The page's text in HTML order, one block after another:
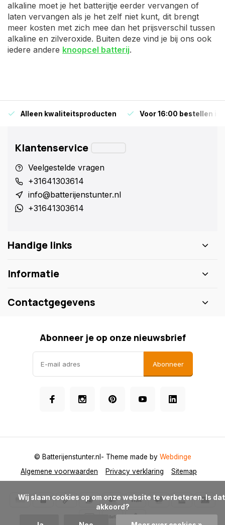
alkaline moet je het batterijtje eerder vervangen of
laten vervangen als je het zelf niet kunt, dit brengt
meer kosten met zich mee dan het prijsverschil tussen
alkaline en zilveroxide. Buiten deze vind je bij ons ook
iedere andere knoopcel batterij.
Alleen kwaliteitsproducten Voor 16:00 bestellen is
Klantenservice
Veelgestelde vragen
+31641303614
info@batterijenstunter.nl
+31641303614
Handige links
Informatie
Contactgegevens
Abonneer je op onze nieuwsbrief
Abonneer
Algemene voorwaarden Privacy verklaring Sitemap
© Batterijenstunter.nl - Theme made by Webdinge
akkoord?